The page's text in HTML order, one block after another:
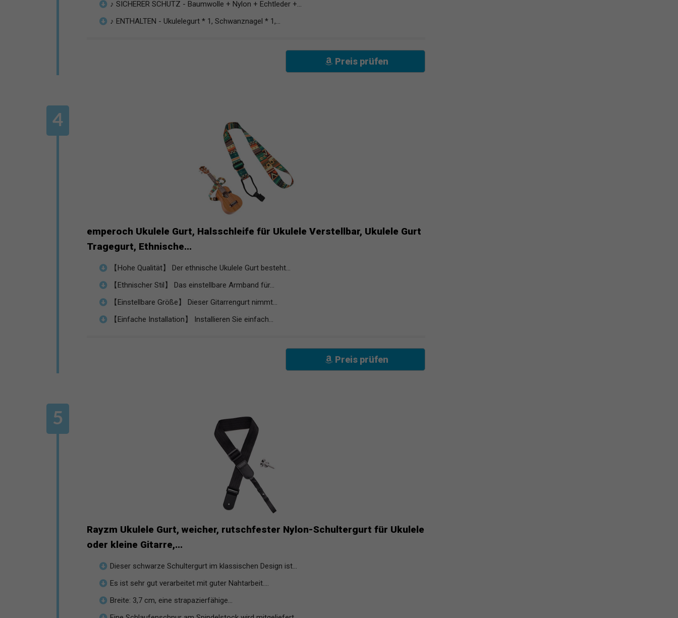
♪ SICHERER SCHUTZ - Baumwolle + Nylon + Echtleder +...
♪ ENTHALTEN - Ukulelegurt * 1, Schwanznagel * 1,...
Preis prüfen
emperoch Ukulele Gurt, Halsschleife für Ukulele Verstellbar, Ukulele Gurt
Tragegurt, Ethnische...
【Hohe Qualität】 Der ethnische Ukulele Gurt besteht...
【Ethnischer Stil】 Das einstellbare Armband für...
【Einstellbare Größe】 Dieser Gitarrengurt nimmt...
【Einfache Installation】 Installieren Sie einfach...
Preis prüfen
Rayzm Ukulele Gurt, weicher, rutschfester Nylon-Schultergurt für Ukulele
oder kleine Gitarre,...
Dieser schwarze Schultergurt im klassischen Design ist...
Es ist sehr gut verarbeitet mit guter Nahtarbeit....
Breite: 3,7 cm, eine strapazierfähige...